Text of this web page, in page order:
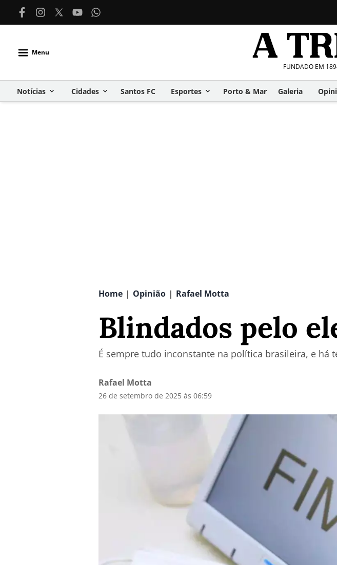
Menu
FUNDADO EM
Notícias Cidades Santos FC Esportes Porto & Mar Galeria
Home | Opinião | Rafael Motta
Blindados pelo
É sempre tudo inconstante na política brasileira, e há
Rafael Motta
26 de setembro de 2025 às 06:59